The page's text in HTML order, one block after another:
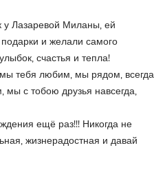
у Лазаревой Миланы, ей
и желали самого
счастья и тепла!
тебя любим, мы рядом, всегда
с тобою друзья навсегда,
ещё раз!!! Никогда не
жизнерадостная и давай